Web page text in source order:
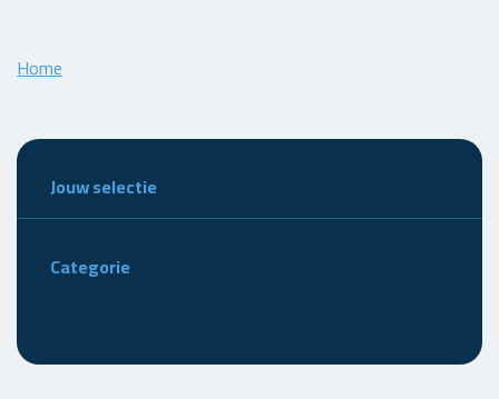
Home
Jouw selectie
Categorie